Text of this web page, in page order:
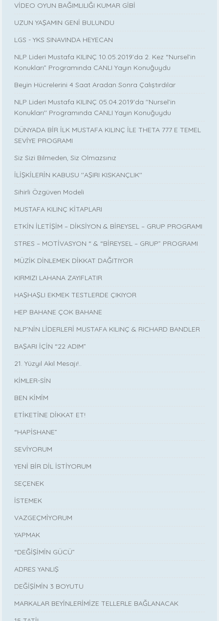
VİDEO OYUN BAĞIMLILIĞI KUMAR GİBİ
UZUN YAŞAMIN GENİ BULUNDU
LGS - YKS SINAVINDA HEYECAN
NLP Lideri Mustafa KILINÇ 10.05.2019’da 2. Kez “Nursel’in
Konukları” Programında CANLI Yayın Konuğuydu
Beyin Hücrelerini 4 Saat Aradan Sonra Çalıştırdılar
NLP Lideri Mustafa KILINÇ 05.04.2019'da ''Nursel’in
Konukları'' Programında CANLI Yayın Konuğuydu
DÜNYADA BİR İLK MUSTAFA KILINÇ İLE THETA 777 E TEMEL
SEVİYE PROGRAMI
Siz Sizi Bilmeden, Siz Olmazsınız
İLİŞKİLERİN KABUSU ''AŞIRI KISKANÇLIK''
Sihirli Özgüven Modeli
MUSTAFA KILINÇ KİTAPLARI
ETKİN İLETİŞİM – DİKSİYON & BİREYSEL – GRUP PROGRAMI
STRES – MOTİVASYON “ & “BİREYSEL – GRUP” PROGRAMI
MÜZİK DİNLEMEK DİKKAT DAĞITIYOR
KIRMIZI LAHANA ZAYIFLATIR
HAŞHAŞLI EKMEK TESTLERDE ÇIKIYOR
HEP BAHANE ÇOK BAHANE
NLP’NİN LİDERLERİ MUSTAFA KILINÇ & RICHARD BANDLER
BAŞARI İÇİN “22 ADIM”
21. Yüzyıl Akıl Mesajı!..
KİMLER-SİN
BEN KİMİM
ETİKETİNE DİKKAT ET!
“HAPİSHANE”
SEVİYORUM
YENİ BİR DİL İSTİYORUM
SEÇENEK
İSTEMEK
VAZGEÇMİYORUM
YAPMAK
“DEĞİŞİMİN GÜCÜ”
ADRES YANLIŞ
DEĞİŞİMİN 3 BOYUTU
MARKALAR BEYİNLERİMİZE TELLERLE BAĞLANACAK